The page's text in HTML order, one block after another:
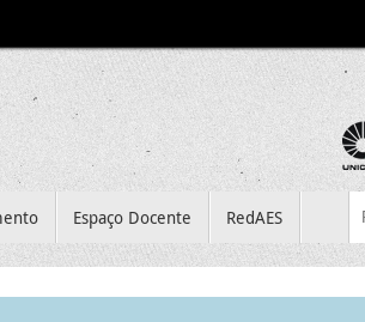
Espaço Docente RedAES